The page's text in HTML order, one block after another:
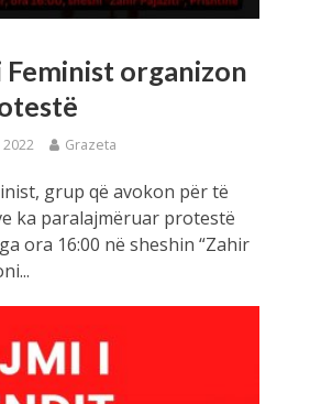
organizon
Grazeta
grup që avokon për të
ka paralajmëruar protestë
ora 16:00 në sheshin “Zahir